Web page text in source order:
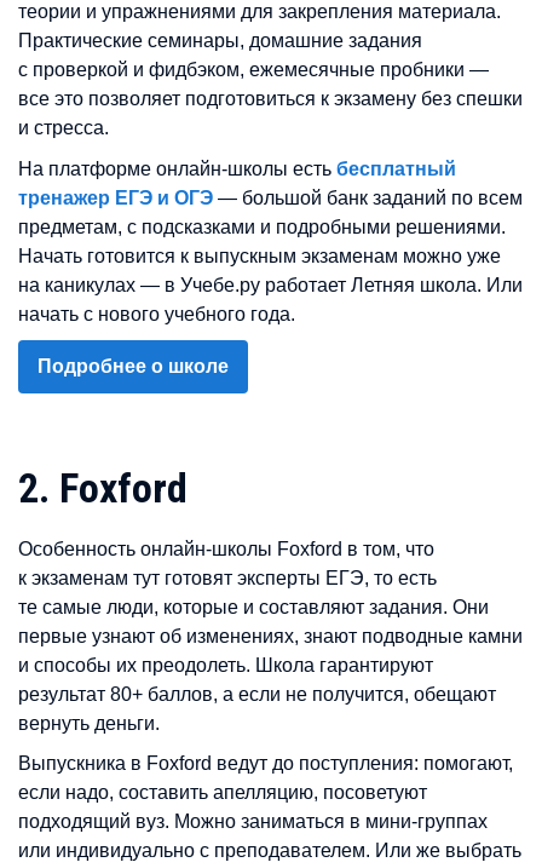
теории и упражнениями для закрепления материала.
Практические семинары, домашние задания
с проверкой и фидбэком, ежемесячные пробники —
все это позволяет подготовиться к экзамену без спешки
и стресса.
На платформе онлайн-школы есть бесплатный
тренажер ЕГЭ и ОГЭ — большой банк заданий по всем
предметам, с подсказками и подробными решениями.
Начать готовится к выпускным экзаменам можно уже
на каникулах — в Учебе.ру работает Летняя школа. Или
начать с нового учебного года.
Подробнее о школе
2. Foxford
Особенность онлайн-школы Foxford в том, что
к экзаменам тут готовят эксперты ЕГЭ, то есть
те самые люди, которые и составляют задания. Они
первые узнают об изменениях, знают подводные камни
и способы их преодолеть. Школа гарантируют
результат 80+ баллов, а если не получится, обещают
вернуть деньги.
Выпускника в Foxford ведут до поступления: помогают,
если надо, составить апелляцию, посоветуют
подходящий вуз. Можно заниматься в мини-группах
или индивидуально с преподавателем. Или же выбрать